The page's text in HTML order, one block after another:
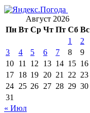
Август 2026
Пн Вт Ср Чт Пт Сб Вс
1
2
3
4 5 6 7 8
9
10 11 12 13 14 15 16
17 18 19 20 21 22 23
24 25 26 27 28 29 30
31
« Июл